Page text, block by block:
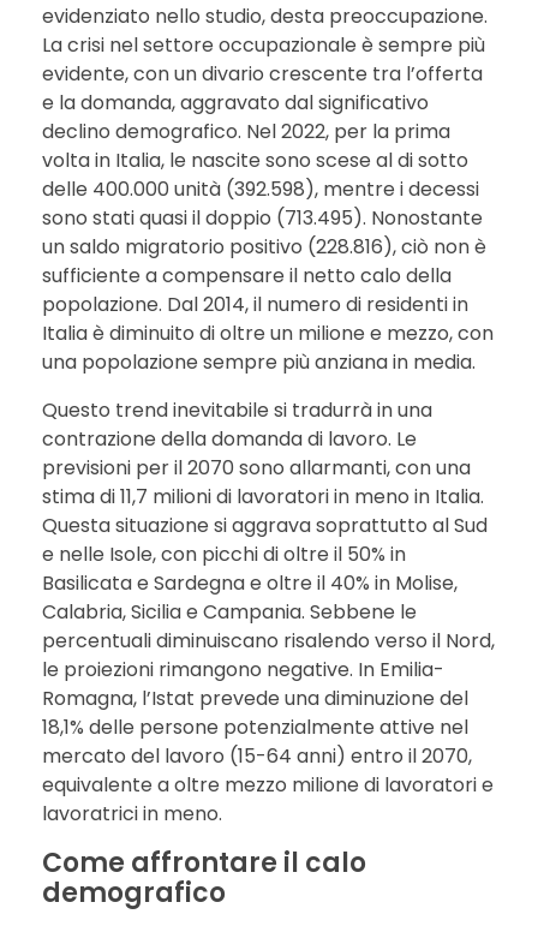
evidenziato nello studio, desta preoccupazione.
La crisi nel settore occupazionale è sempre più
evidente, con un divario crescente tra l’offerta
e la domanda, aggravato dal significativo
declino demografico. Nel 2022, per la prima
volta in Italia, le nascite sono scese al di sotto
delle 400.000 unità (392.598), mentre i decessi
sono stati quasi il doppio (713.495). Nonostante
un saldo migratorio positivo (228.816), ciò non è
sufficiente a compensare il netto calo della
popolazione. Dal 2014, il numero di residenti in
Italia è diminuito di oltre un milione e mezzo, con
una popolazione sempre più anziana in media.
Questo trend inevitabile si tradurrà in una
contrazione della domanda di lavoro. Le
previsioni per il 2070 sono allarmanti, con una
stima di 11,7 milioni di lavoratori in meno in Italia.
Questa situazione si aggrava soprattutto al Sud
e nelle Isole, con picchi di oltre il 50% in
Basilicata e Sardegna e oltre il 40% in Molise,
Calabria, Sicilia e Campania. Sebbene le
percentuali diminuiscano risalendo verso il Nord,
le proiezioni rimangono negative. In Emilia-
Romagna, l’Istat prevede una diminuzione del
18,1% delle persone potenzialmente attive nel
mercato del lavoro (15-64 anni) entro il 2070,
equivalente a oltre mezzo milione di lavoratori e
lavoratrici in meno.
Come affrontare il calo
demografico